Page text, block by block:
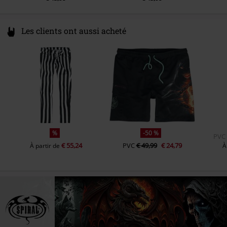
Les clients ont aussi acheté
%
À partir de € 55,24
-50 %
PVC€ 49,99 € 24,79
PVC